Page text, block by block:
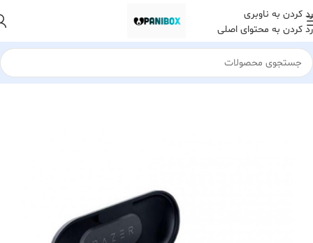
رد کردن به ناوبری
رد کردن به محتوای اصلی
خانه کالای دیجیتال لوازم جانبی گوشی